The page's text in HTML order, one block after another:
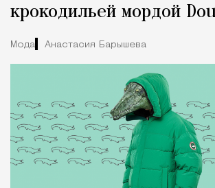
крокодильей мордой
Мода Анастасия Барышева